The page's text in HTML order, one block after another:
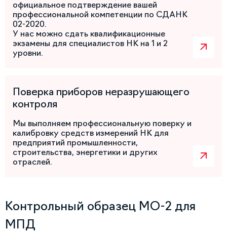
официальное подтверждение вашей
профессиональной компетенции по СДАНК
02-2020.
У нас можно сдать квалификационные
экзамены для специалистов НК на 1 и 2
уровни.
Поверка приборов неразрушающего
контроля
Мы выполняем профессиональную поверку и
калибровку средств измерений НК для
предприятий промышленности,
строительства, энергетики и других
отраслей.
Контрольный образец МО-2 для
МПД